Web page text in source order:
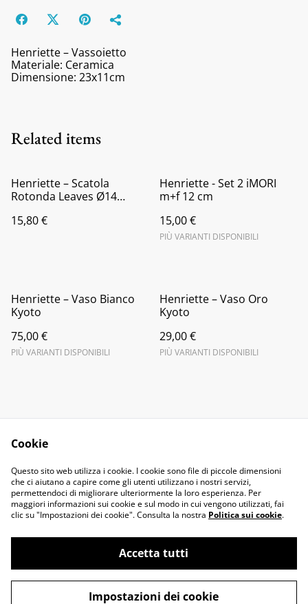
Henriette – Vassoietto
Materiale: Ceramica
Dimensione: 23x11cm
Related items
Henriette – Scatola
Rotonda Leaves Ø14
15,80 €
Henriette - Set 2 iMORI
m+f 12 cm
15,00 €
PIÙ VARIANTI DISPONIBILI
Henriette – Vaso Bianco
Kyoto
75,00 €
PIÙ VARIANTI DISPONIBILI
Henriette – Vaso Oro
Kyoto
29,00 €
PIÙ VARIANTI DISPONIBILI
Contact Us
Legal Terms
Privacy Policy
Cookie Policy
©2026il fiocco
Cookie
Questo sito web utilizza i cookie. I cookie sono file di piccole dimensioni
che ci aiutano a capire come gli utenti utilizzano i nostri servizi,
permettendoci di migliorare ulteriormente la loro esperienza. Per
maggiori informazioni sui cookie e sul modo in cui vengono utilizzati, fai
clic su "Impostazioni dei cookie". Consulta la nostra Politica sui cookie.
Accetta tutti
Impostazioni dei cookie